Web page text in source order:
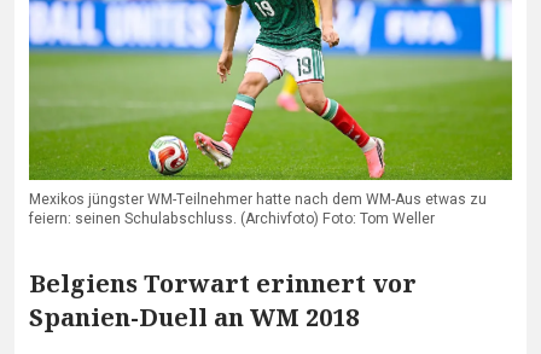
Mexikos jüngster WM-Teilnehmer hatte nach dem WM-Aus etwas zu
feiern: seinen Schulabschluss. (Archivfoto) Foto: Tom Weller
Belgiens Torwart erinnert vor
Spanien-Duell an WM 2018